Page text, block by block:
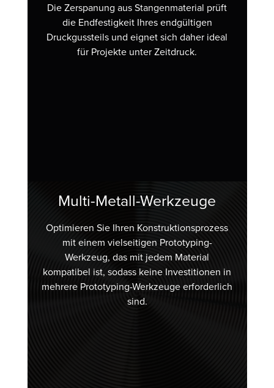
Die Zerspanung aus Stangenmaterial prüft
die Endfestigkeit Ihres endgültigen
Druckgussteils und eignet sich daher ideal
für Projekte unter Zeitdruck.
Multi-Metall-Werkzeuge
Optimieren Sie Ihren Konstruktionsprozess
mit einem vielseitigen Prototyping-
Werkzeug, das mit jedem Material
kompatibel ist, sodass keine Investitionen in
mehrere Prototyping-Werkzeuge erforderlich
sind.